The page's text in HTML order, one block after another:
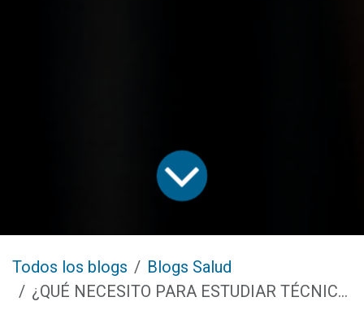
Todos los blogs
Blogs Salud
¿QUÉ NECESITO PARA ESTUDIAR TÉCNICO ADMINISTRATIVO EN SALUD?